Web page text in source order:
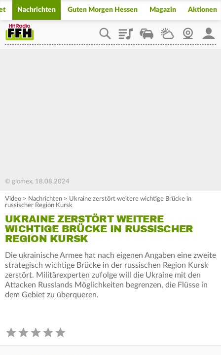
Nachrichten Guten Morgen Hessen Magazin Aktionen
PlaylistStaupilotWetterWebcam
© glomex, 18.08.2024
Video > Nachrichten > Ukraine zerstört weitere wichtige Brücke in
russischer Region Kursk
UKRAINE ZERSTÖRT WEITERE
WICHTIGE BRÜCKE IN RUSSISCHER
REGION KURSK
Die ukrainische Armee hat nach eigenen Angaben eine zweite
strategisch wichtige Brücke in der russischen Region Kursk
zerstört. Militärexperten zufolge will die Ukraine mit den
Attacken Russlands Möglichkeiten begrenzen, die Flüsse in
dem Gebiet zu überqueren.